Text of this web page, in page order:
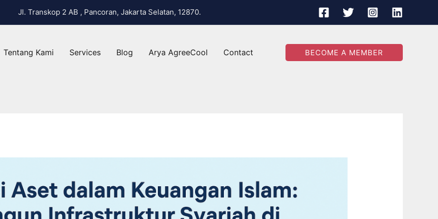
Jl. Transkop 2 AB , Pancoran, Jakarta Selatan, 12870.
Tentang Kami Services Blog Arya AgreeCool Contact BECOME A MEMBER